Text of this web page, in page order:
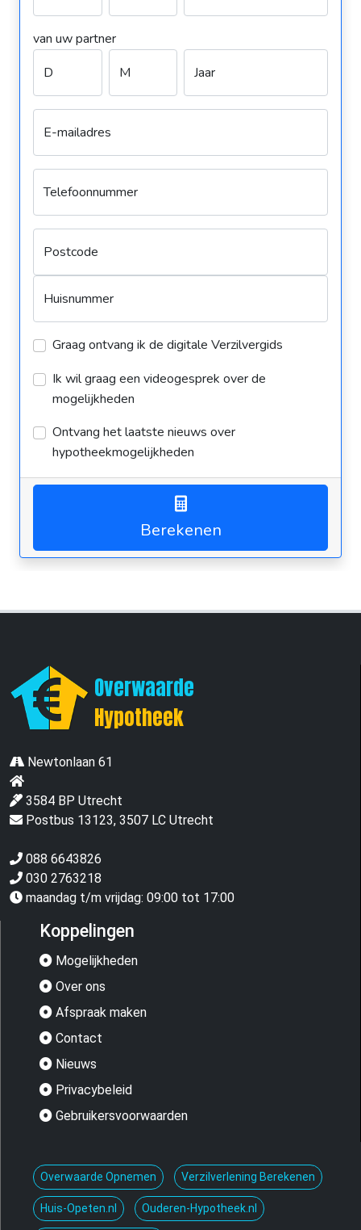
Overwaarde
Hypotheek
Newtonlaan 61
3584 BP Utrecht
Postbus 13123, 3507 LC Utrecht
088 6643826
030 2763218
maandag t/m vrijdag: 09:00 tot 17:00
Koppelingen
Mogelijkheden
Over ons
Afspraak maken
Contact
Nieuws
Privacybeleid
Gebruikersvoorwaarden
Overwaarde Opnemen Verzilverlening Berekenen
Huis-Opeten.nl Ouderen-Hypotheek.nl